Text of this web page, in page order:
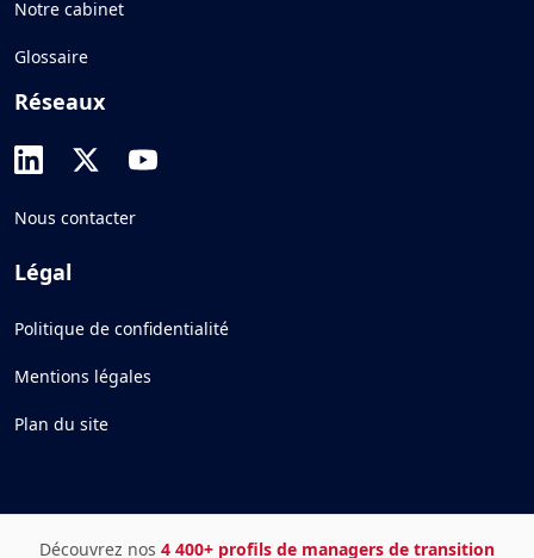
Notre cabinet
Glossaire
Réseaux
Nous contacter
Légal
Politique de confidentialité
Mentions légales
Plan du site
Découvrez nos 4 400+ profils de managers de transition